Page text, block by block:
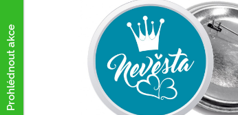
Prohlédnout akce